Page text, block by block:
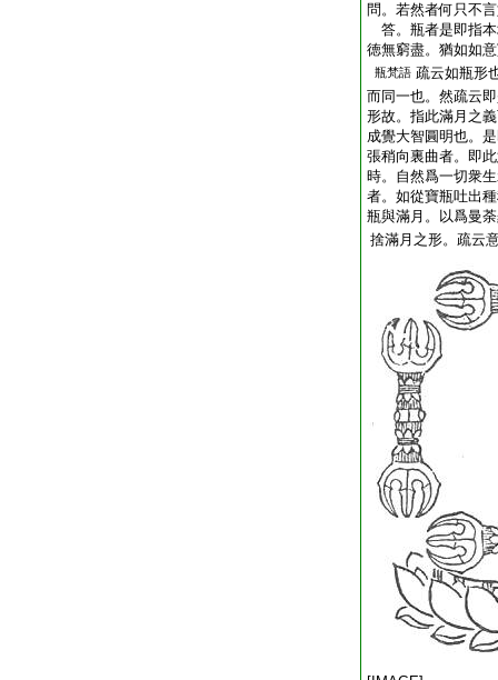
問。若然者何只不
答。瓶者是即指
徳無窮盡。猶如如
瓶梵語 疏云如瓶形
而同一也。然疏云
形故。指此滿月之
成覺大智圓明也。
張稍向裏曲者。即
時。自然爲一切衆
者。如從寶瓶吐出
瓶與滿月。以爲曼
捨滿月之形。疏云